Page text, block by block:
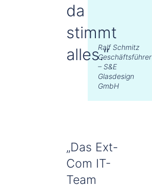
da
stimmt
alles.“Ralf Schmitz
Geschäftsführer
– S&E
Glasdesign
GmbH
„Das Ext-
Com IT-
Team